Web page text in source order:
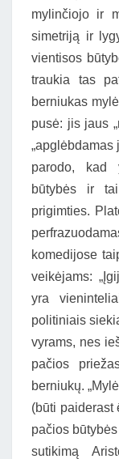
mylinčiojo ir
simetriją ir
vientisos
traukia tas
berniukas
pusė: jis jaus
„apglėbdamas
parodo, kad
būtybės ir
prigimties.
komedijose
veikėjams:
yra
politiniais
vyrams, nes
pačios
berniukų.
(būti paiderast
pačios
sutikimą